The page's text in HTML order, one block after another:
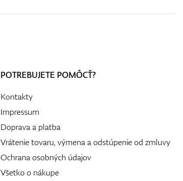
POTREBUJETE POMÔCŤ?
Kontakty
Impressum
Doprava a platba
Vrátenie tovaru, výmena a odstúpenie od zmluvy
Ochrana osobných údajov
Všetko o nákupe